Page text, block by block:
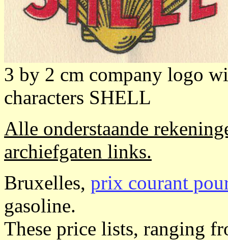
3 by 2 cm company logo
characters SHELL
Alle onderstaande
archiefgaten links.
Bruxelles, prix courant
gasoline.
These price lists, ranging